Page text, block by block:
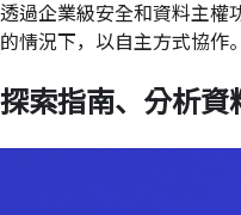
透過企業級安全和資料主權
的情況下，以自主方式協作。
探索指南、分析資